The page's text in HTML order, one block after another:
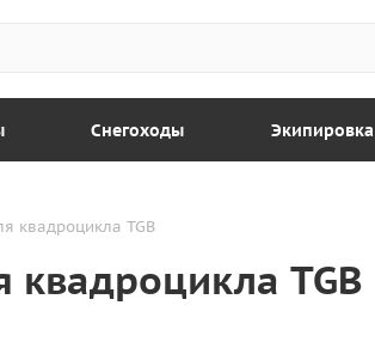
Снегоходы Экипировка
квадроцикла TGB
квадроцикла TGB